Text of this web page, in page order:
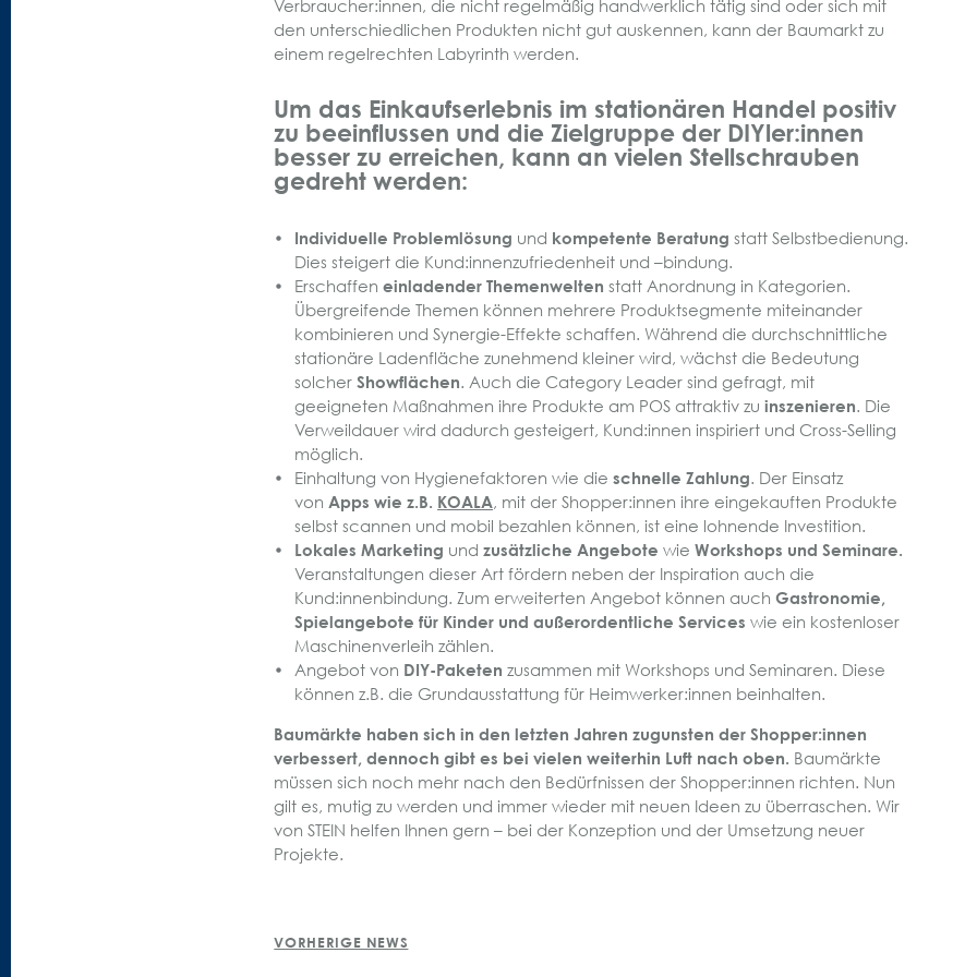
Verbraucher:innen, die nicht regelmäßig handwerklich tätig sind oder sich mit
den unterschiedlichen Produkten nicht gut auskennen, kann der Baumarkt zu
einem regelrechten Labyrinth werden.
Um das Einkaufserlebnis im stationären Handel positiv
zu beeinflussen und die Zielgruppe der DIYler:innen
besser zu erreichen, kann an vielen Stellschrauben
gedreht werden:
Individuelle Problemlösung und kompetente Beratung statt Selbstbedienung.
Dies steigert die Kund:innenzufriedenheit und –bindung.
Erschaffeneinladender Themenwelten statt Anordnung in Kategorien.
Übergreifende Themen können mehrere Produktsegmente miteinander
kombinieren und Synergie-Effekte schaffen. Während die durchschnittliche
stationäre Ladenfläche zunehmend kleiner wird, wächst die Bedeutung
solcherShowflächen . Auch die Category Leader sind gefragt, mit
geeigneten Maßnahmen ihre Produkte am POS attraktiv zuinszenieren . Die
Verweildauer wird dadurch gesteigert, Kund:innen inspiriert und Cross-Selling
möglich.
Einhaltung von Hygienefaktoren wie dieschnelle Zahlung . Der Einsatz
von Apps wie z.B. KOALA , mit der Shopper:innen ihre eingekauften Produkte
selbst scannen und mobil bezahlen können, ist eine lohnende Investition.
Lokales Marketing undzusätzliche Angebote wieWorkshops und Seminare.
Veranstaltungen dieser Art fördern neben der Inspiration auch die
Kund:innenbindung. Zum erweiterten Angebot können auchGastronomie,
Spielangebote für Kinder und außerordentliche Services wie ein kostenloser
Maschinenverleih zählen.
Angebot von DIY-Paketen zusammen mit Workshops und Seminaren. Diese
können z.B. die Grundausstattung für Heimwerker:innen beinhalten.
Baumärkte haben sich in den letzten Jahren zugunsten der Shopper:innen
verbessert, dennoch gibt es bei vielen weiterhin Luft nach oben. Baumärkte
müssen sich noch mehr nach den Bedürfnissen der Shopper:innen richten. Nun
gilt es, mutig zu werden und immer wieder mit neuen Ideen zu überraschen. Wir
von STEIN helfen Ihnen gern – bei der Konzeption und der Umsetzung neuer
Projekte.
VORHERIGE NEWS